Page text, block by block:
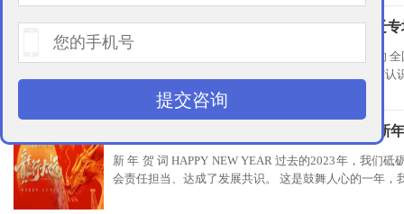
[ ] 圆满结束 | 全国巡回一线拆迁
2024年4月27日、28日 由北京创为律师事务所举办的
满落下帷幕！ 为了深化拆迁户朋友们对法治的理解与认
2024年北京创为律师事务所新
新 年 贺 词 HAPPY NEW YEAR 过去的2023年，我们
会责任担当、达成了发展共识。 这是鼓舞人心的一年，
提交咨询